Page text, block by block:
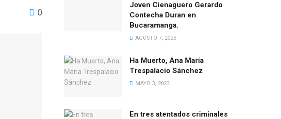
0
Joven Cienaguero Gerardo
Contecha Duran en
Bucaramanga.
AGOSTO 7, 2023
Ha Muerto, Ana María
Trespalacio Sánchez
MAYO 3, 2023
En tres atentados criminales